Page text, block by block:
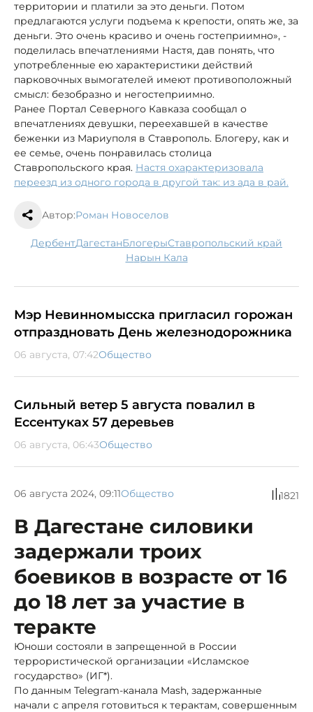
территории и платили за это деньги. Потом
предлагаются услуги подъема к крепости, опять же, за
деньги. Это очень красиво и очень гостеприимно», -
поделилась впечатлениями Настя, дав понять, что
употребленные ею характеристики действий
парковочных вымогателей имеют противоположный
смысл: безобразно и негостеприимно.
Ранее Портал Северного Кавказа сообщал о
впечатлениях девушки, переехавшей в качестве
беженки из Мариуполя в Ставрополь. Блогеру, как и
ее семье, очень понравилась столица
Ставропольского края. Настя охарактеризовала
переезд из одного города в другой так: из ада в рай.
Автор:Роман Новоселов
Дербент Дагестан блогеры
Ставропольский край
Нарын Кала
Мэр Невинномысска пригласил горожан
отпраздновать День железнодорожника
06 августа, 07:42Общество
Сильный ветер 5 августа повалил в
Ессентуках 57 деревьев
06 августа, 06:43Общество
06 августа 2024, 09:11Общество 1821
В Дагестане силовики
задержали троих
боевиков в возрасте от 16
до 18 лет за участие в
теракте
Юноши состояли в запрещенной в России
террористической организации «Исламское
государство» (ИГ*).
По данным Telegram-канала Mash, задержанные
начали с апреля готовиться к терактам, совершенным